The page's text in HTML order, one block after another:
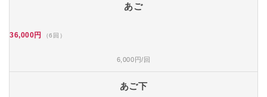
あご
36,000円 （6回）
6,000円/回
あご下